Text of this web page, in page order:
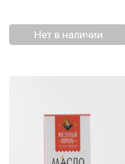
Нет в наличии